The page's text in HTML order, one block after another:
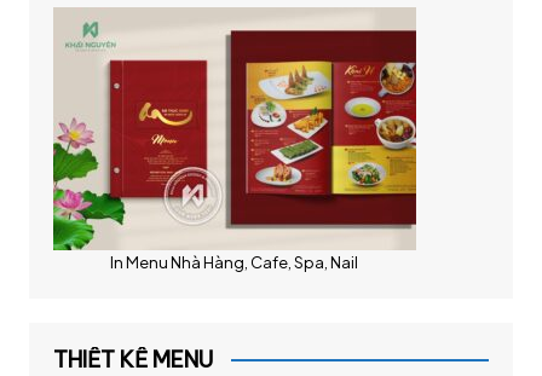
In Menu Nhà Hàng, Cafe, Spa, Nail
THIẾT KẾ MENU